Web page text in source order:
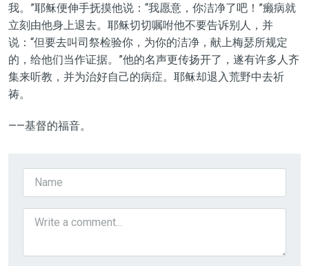
我。”耶稣便伸手抚摸他说：“我愿意，你洁净了吧！”癞病就
立刻由他身上退去。耶稣切切嘱咐他不要告诉别人，并
说：“但要去叫司祭检验你，为你的洁净，献上梅瑟所规定
的，给他们当作证据。”他的名声更传扬开了，遂有许多人齐
集来听教，并为治好自己的病症。耶稣却退入荒野中去祈
祷。
——基督的福音。